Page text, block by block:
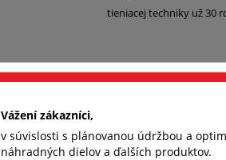
tieniacej techniky už 30
22. 4. 2026
Vážení zákazníci,
v súvislosti s plánovanou údržbou a
náhradných dielov a ďalších produktov.